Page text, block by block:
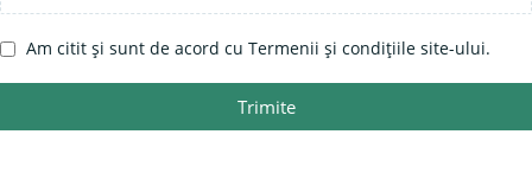
Am citit și sunt de acord cu Termenii și condițiile site-ului.
Trimite